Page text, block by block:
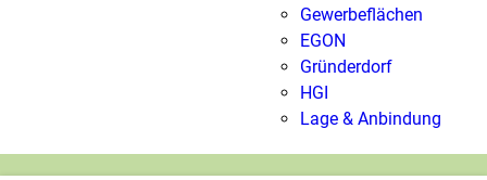
Gewerbeflächen
EGON
Gründerdorf
HGI
Lage & Anbindung